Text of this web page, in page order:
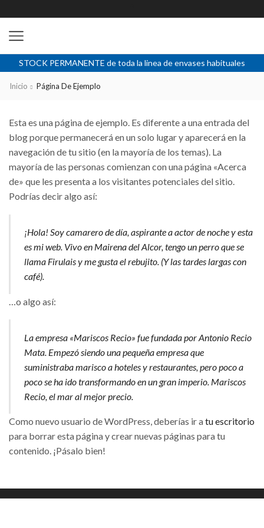
STOCK PERMANENTE de toda la linea de envases habituales
Inicio Página De Ejemplo
Esta es una página de ejemplo. Es diferente a una entrada del
blog porque permanecerá en un solo lugar y aparecerá en la
navegación de tu sitio (en la mayoría de los temas). La
mayoría de las personas comienzan con una página «Acerca
de» que les presenta a los visitantes potenciales del sitio.
Podrías decir algo así:
¡Hola! Soy camarero de día, aspirante a actor de noche y esta
es mi web. Vivo en Mairena del Alcor, tengo un perro que se
llama Firulais y me gusta el rebujito. (Y las tardes largas con
café).
…o algo así:
La empresa «Mariscos Recio» fue fundada por Antonio Recio
Mata. Empezó siendo una pequeña empresa que
suministraba marisco a hoteles y restaurantes, pero poco a
poco se ha ido transformando en un gran imperio. Mariscos
Recio, el mar al mejor precio.
Como nuevo usuario de WordPress, deberías ir atu escritorio
para borrar esta página y crear nuevas páginas para tu
contenido. ¡Pásalo bien!